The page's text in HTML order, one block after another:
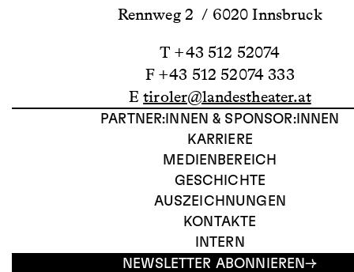
Rennweg 2 / 6020 Innsbruck
T +43 512 52074
F +43 512 52074 333
Etiroler@landestheater.at
PARTNER:INNEN & SPONSOR:INNEN
KARRIERE
MEDIENBEREICH
GESCHICHTE
AUSZEICHNUNGEN
KONTAKTE
INTERN
NEWSLETTER ABONNIEREN